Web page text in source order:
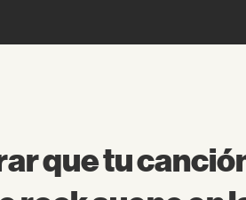
que tu